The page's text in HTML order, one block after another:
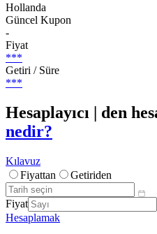
Hollanda
Güncel Kupon
-
Fiyat
***
Getiri / Süre
***
Hesaplayıcı | den
nedir?
Kılavuz
Fiyattan
Getiriden
Fiyat
Hesaplamak